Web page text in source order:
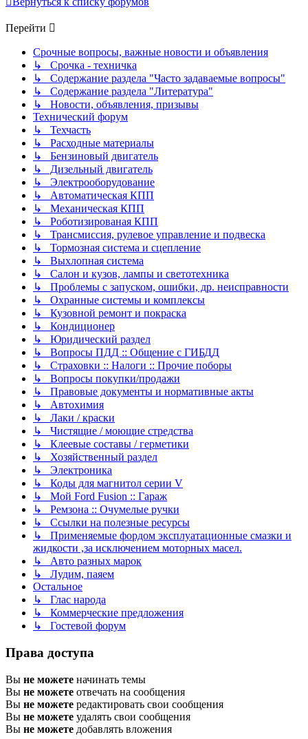
Перейти
Срочные вопросы, важные новости и объявления
↳ Срочка - техничка
↳ Содержание раздела "Часто задаваемые вопросы"
↳ Содержание раздела "Литература"
↳ Новости, объявления, призывы
Технический форум
↳ Техчасть
↳ Расходные материалы
↳ Бензиновый двигатель
↳ Дизельный двигатель
↳ Электрооборудование
↳ Автоматическая КПП
↳ Механическая КПП
↳ Роботизированая КПП
↳ Трансмиссия, рулевое управление и подвеска
↳ Тормозная система и сцепление
↳ Выхлопная система
↳ Салон и кузов, лампы и светотехника
↳ Проблемы с запуском, ошибки, др. неисправности
↳ Охранные системы и комплексы
↳ Кузовной ремонт и покраска
↳ Кондиционер
↳ Юридический раздел
↳ Вопросы ПДД :: Общение с ГИБДД
↳ Страховки :: Налоги :: Прочие поборы
↳ Вопросы покупки/продажи
↳ Правовые документы и нормативные акты
↳ Автохимия
↳ Лаки / краски
↳ Чистящие / моющие стредства
↳ Клеевые составы / герметики
↳ Хозяйственный раздел
↳ Электроника
↳ Коды для магнитол серии V
↳ Мой Ford Fusion :: Гараж
↳ Ремзона :: Очумелые ручки
↳ Ссылки на полезные ресурсы
↳ Применяемые фордом эксплуатационные смазки и
жидкости ,за исключением моторных масел.
↳ Авто разных марок
↳ Лудим, паяем
Остальное
↳ Глас народа
↳ Коммерческие предложения
↳ Гостевой форум
Права доступа
Вы не можете начинать темы
Вы не можете отвечать на сообщения
Вы не можете редактировать свои сообщения
Вы не можете удалять свои сообщения
Вы не можете добавлять вложения